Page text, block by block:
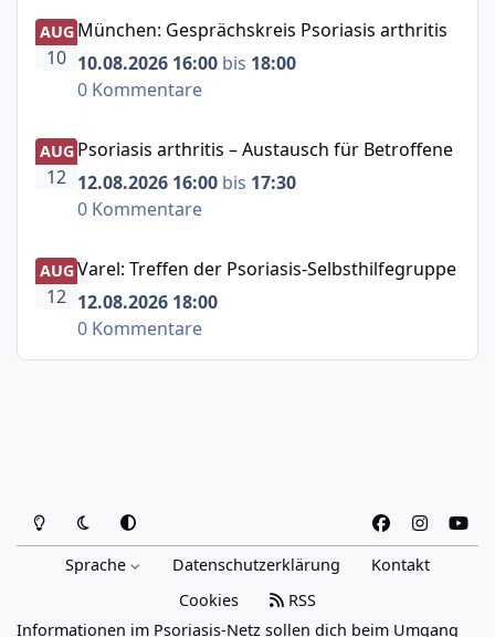
München: Gesprächskreis Psoriasis arthritis
AUG
10
München: Gesprächskreis Psoriasis arthritis
10.08.2026 16:00 bis 18:00
0 Kommentare
Psoriasis arthritis – Austausch für Betroffene
AUG
12
Psoriasis arthritis – Austausch für Betroffene
12.08.2026 16:00 bis 17:30
0 Kommentare
Varel: Treffen der Psoriasis-Selbsthilfegruppe
AUG
12
Varel: Treffen der Psoriasis-Selbsthilfegruppe
12.08.2026 18:00
0 Kommentare
Heller ModusDunkler Modus
Systemeinstellung
a
b
n
s
a
o
u
Sprache Datenschutzerklärung
Kontakt
Cookies
RSS
Informationen im Psoriasis-Netz sollen dich beim Umgang